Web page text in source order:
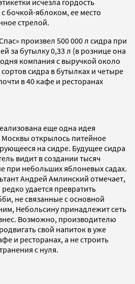
бочкой-яблоком, ее место
стрелой.
произвел 500 000 л сидра при
за бутылку 0,33 л (в рознице она
компания с выручкой около
сидра в бутылках и четыре
в 40 кафе и ресторанах
еще одна идея
открылось питейное
на сидре. Будущее сидра
видит в создании тысяч
при небольших яблоневых садах.
Андрей Амлинский отмечает,
удается превратить
не связанные с основной
Небольсину принадлежит сеть
Возможно, производителю
свой напиток в уже
и ресторанах, а не строить
с нуля.